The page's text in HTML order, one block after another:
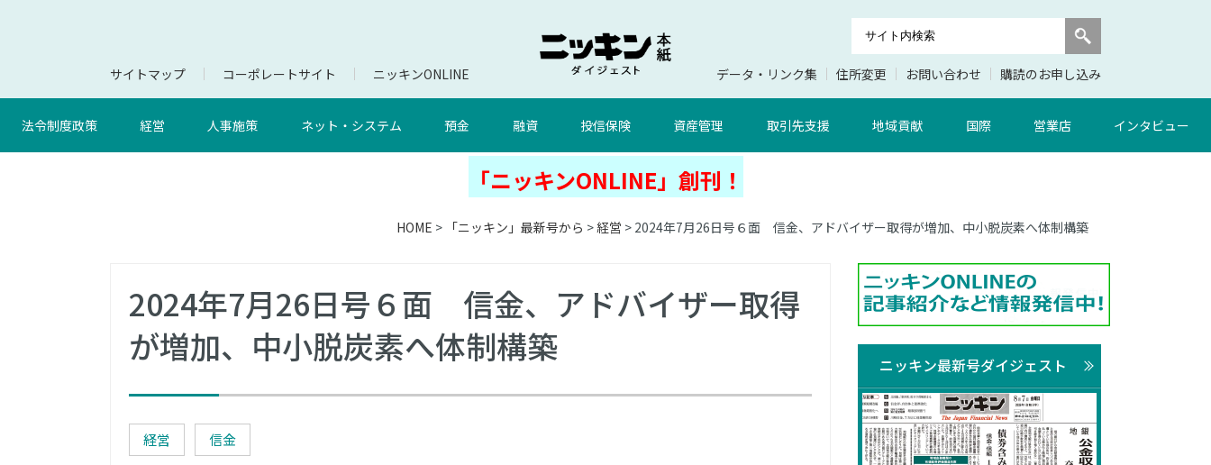
サイトマップ コーポレートサイト ニッキンONLINE データ・リンク集 住所変更 お問い合わせ 購読のお申し込み
法令制度政策 経営 人事施策 ネット・システム 預金 融資 投信保険 資産管理 取引先支援 地域貢献 国際 営業店 インタビュー
「ニッキンONLINE」創刊！
HOME > 「ニッキン」最新号から >経営 > 2024年7月26日号６面 信金、アドバイザー取得が増加、中小脱炭素へ体制構築
2024年7月26日号６面 信金、アドバイザー取得
が増加、中小脱炭素へ体制構築
経営 信金
ニッキン最新号ダイジェスト